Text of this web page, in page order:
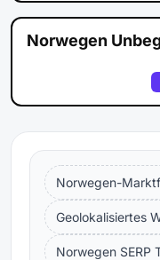
Norwegen
Norwegen-
Geolokalisiertes
Norwegen SERP